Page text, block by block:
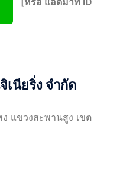
เนียริ่ง จำกัด
แขวงสะพานสูง เขต